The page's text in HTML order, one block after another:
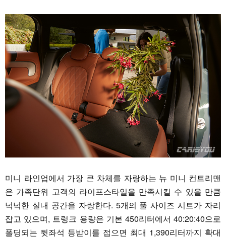
미니 라인업에서 가장 큰 차체를 자랑하는 뉴 미니 컨트리맨
은 가족단위 고객의 라이프스타일을 만족시킬 수 있을 만큼
넉넉한 실내 공간을 자랑한다. 5개의 풀 사이즈 시트가 자리
잡고 있으며, 트렁크 용량은 기본 450리터에서 40:20:40으로
폴딩되는 뒷좌석 등받이를 접으면 최대 1,390리터까지 확대